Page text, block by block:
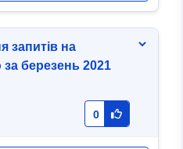
запитів на
березень 2021
0